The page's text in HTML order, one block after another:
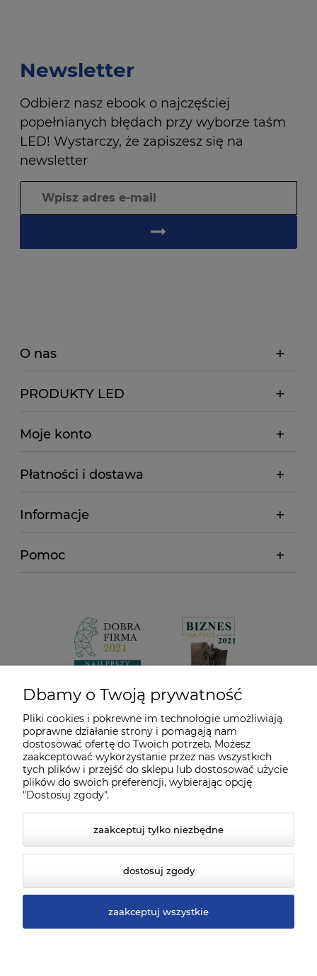
Newsletter
Odbierz nasz ebook o najczęściej
popełnianych błędach przy wyborze taśm
LED! Wystarczy, że zapiszesz się na
newsletter
O nas
PRODUKTY LED
Moje konto
Płatności i dostawa
Informacje
Pomoc
Dbamy o Twoją prywatność
Pliki cookies i pokrewne im technologie umożliwiają
poprawne działanie strony i pomagają nam
dostosować ofertę do Twoich potrzeb. Możesz
zaakceptować wykorzystanie przez nas wszystkich
tych plików i przejść do sklepu lub dostosować użycie
plików do swoich preferencji, wybierając opcję
"Dostosuj zgody".
zaakceptuj tylko niezbędne
dostosuj zgody
zaakceptuj wszystkie